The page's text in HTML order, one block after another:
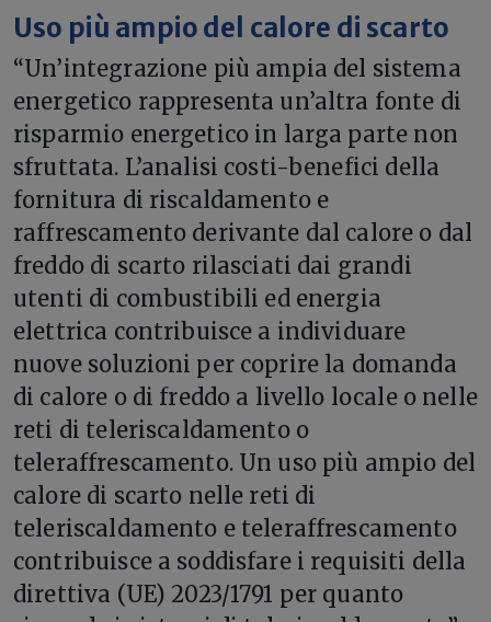
Uso più ampio del calore di scarto
“Un’integrazione più ampia del sistema
energetico rappresenta un’altra fonte di
risparmio energetico in larga parte non
sfruttata. L’analisi costi-benefici della
fornitura di riscaldamento e
raffrescamento derivante dal calore o dal
freddo di scarto rilasciati dai grandi
utenti di combustibili ed energia
elettrica contribuisce a individuare
nuove soluzioni per coprire la domanda
di calore o di freddo a livello locale o nelle
reti di teleriscaldamento o
teleraffrescamento. Un uso più ampio del
calore di scarto nelle reti di
teleriscaldamento e teleraffrescamento
contribuisce a soddisfare i requisiti della
direttiva (UE) 2023/1791 per quanto